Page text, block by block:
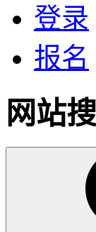
登录
报名
网站